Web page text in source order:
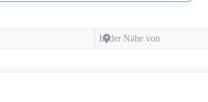
In der Nähe von